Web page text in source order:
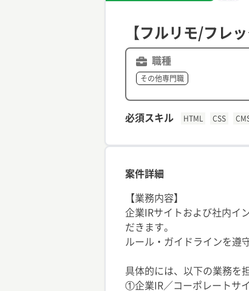
【フルリモ/フレ
職種
その他専門職
必須スキル HTML CSS
案件詳細
【業務内容】
企業IRサイトおよび社内イ
だきます。
ルール・ガイドラインを遵
具体的には、以下の業務を
①企業IR／コーポレートサ